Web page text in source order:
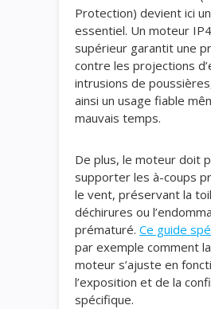
Protection) devient ici
essentiel. Un moteur
supérieur garantit une
contre les projections
intrusions de
ainsi un usage fiable
mauvais temps.
De plus, le moteur doit
supporter les à-coups
le vent, préservant la
déchirures ou
prématuré. Ce guide
par exemple comment
moteur s’ajuste en
l’exposition et de la
spécifique.